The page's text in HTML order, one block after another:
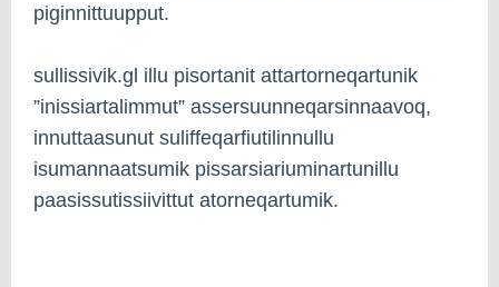
piginnittuupput.
sullissivik.gl illu pisortanit attartorneqartunik
”inissiartalimmut” assersuunneqarsinnaavoq,
innuttaasunut suliffeqarfiutilinnullu
isumannaatsumik pissarsiariuminartunillu
paasissutissiivittut atorneqartumik.